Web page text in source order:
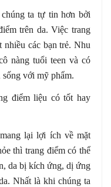
ta tự tin hơn bởi
trên da. Việc trang
nhiều các bạn trẻ. Nhu
nàng tuổi teen và có
với mỹ phẩm.
điểm liệu có tốt hay
lại lợi ích về mặt
thì trang điểm có thể
da bị kích ứng, dị ứng
Nhất là khi chúng ta